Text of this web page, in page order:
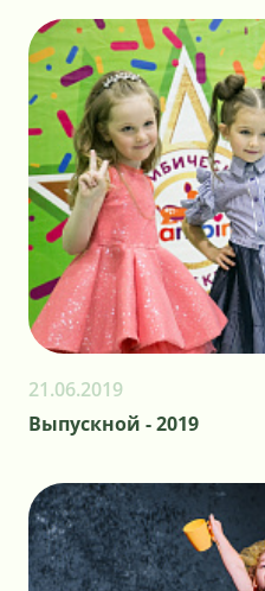
21.06.2019
Выпускной - 2019